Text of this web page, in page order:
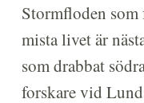
Stormfloden som
mista livet är
som drabbat
forskare vid